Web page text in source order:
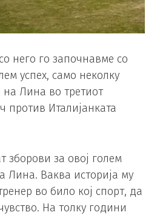
него го започнавме со
успех, само неколку
Лина во третиот
против Италијанката
зборови за овој голем
Лина. Ваква историја му
во било кој спорт, да
На толку години